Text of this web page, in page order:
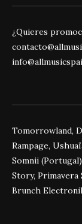
¿Quieres
Tomorrowland,
Rampage,
Somnii
Story, Primavera
Brunch